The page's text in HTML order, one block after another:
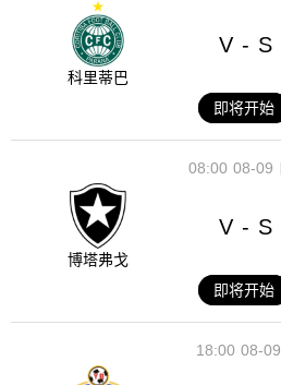
科里蒂巴
V - S
即将开始
08-09
08:00
博塔弗戈
V - S
即将开始
08-09
18:00